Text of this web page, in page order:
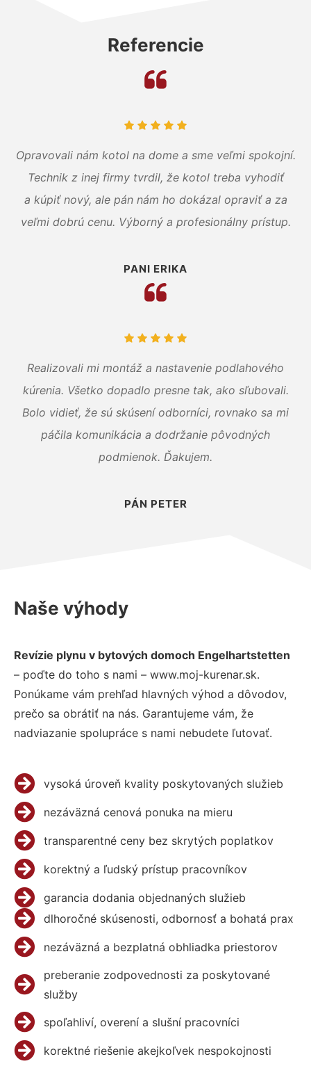
Referencie
Opravovali nám kotol na dome a sme veľmi spokojní.
Technik z inej firmy tvrdil, že kotol treba vyhodiť
a kúpiť nový, ale pán nám ho dokázal opraviť a za
veľmi dobrú cenu. Výborný a profesionálny prístup.
PANI ERIKA
Realizovali mi montáž a nastavenie podlahového
kúrenia. Všetko dopadlo presne tak, ako sľubovali.
Bolo vidieť, že sú skúsení odborníci, rovnako sa mi
páčila komunikácia a dodržanie pôvodných
podmienok. Ďakujem.
PÁN PETER
Naše výhody
Revízie plynu v bytových domoch Engelhartstetten
– poďte do toho s nami – www.moj-kurenar.sk.
Ponúkame vám prehľad hlavných výhod a dôvodov,
prečo sa obrátiť na nás. Garantujeme vám, že
nadviazanie spolupráce s nami nebudete ľutovať.
vysoká úroveň kvality poskytovaných služieb
nezáväzná cenová ponuka na mieru
transparentné ceny bez skrytých poplatkov
korektný a ľudský prístup pracovníkov
garancia dodania objednaných služieb
dlhoročné skúsenosti, odbornosť a bohatá prax
nezáväzná a bezplatná obhliadka priestorov
preberanie zodpovednosti za poskytované
služby
spoľahliví, overení a slušní pracovníci
korektné riešenie akejkoľvek nespokojnosti